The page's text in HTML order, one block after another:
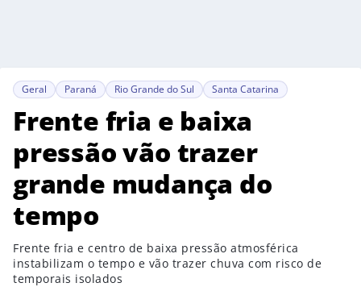
Geral Paraná Rio Grande do Sul Santa Catarina
Frente fria e baixa
pressão vão trazer
grande mudança do
tempo
Frente fria e centro de baixa pressão atmosférica
instabilizam o tempo e vão trazer chuva com risco de
temporais isolados